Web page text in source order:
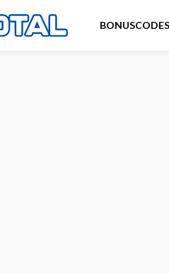
BONUSCODES